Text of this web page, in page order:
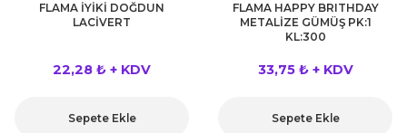
ve Dekor Maske
FLAMA İYİKİ DOĞDUN
LACİVERT
22,28 ₺ + KDV
Sepete Ekle
FLAMA HAPPY BRITHDAY
METALİZE GÜMÜŞ PK:1
KL:300
33,75 ₺ + KDV
Sepete Ekle